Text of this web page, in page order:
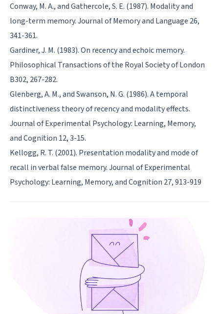
Conway, M. A., and Gathercole, S. E. (1987). Modality and
long-term memory. Journal of Memory and Language 26,
341-361.
Gardiner, J. M. (1983). On recency and echoic memory.
Philosophical Transactions of the Royal Society of London
B302, 267-282.
Glenberg, A. M., and Swanson, N. G. (1986). A temporal
distinctiveness theory of recency and modality effects.
Journal of Experimental Psychology: Learning, Memory,
and Cognition 12, 3-15.
Kellogg, R. T. (2001). Presentation modality and mode of
recall in verbal false memory. Journal of Experimental
Psychology: Learning, Memory, and Cognition 27, 913-919